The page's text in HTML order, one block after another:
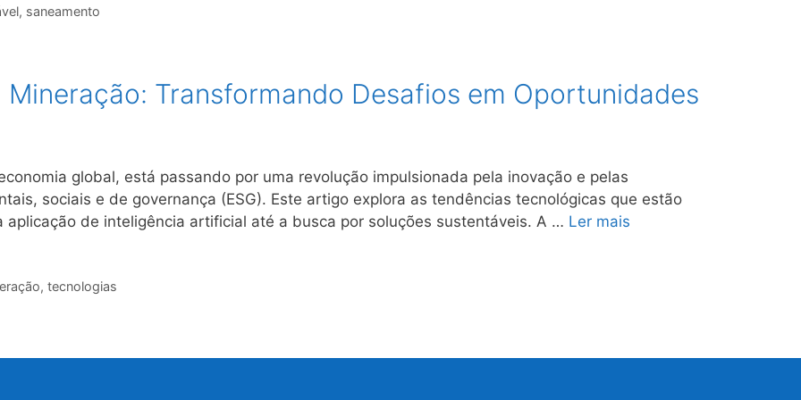
, saneamento
Transformando Desafios em Oportunidades
global, está passando por uma revolução impulsionada pela inovação e pelas
sociais e de governança (ESG). Este artigo explora as tendências tecnológicas que estão
de inteligência artificial até a busca por soluções sustentáveis. A … Ler mais
, tecnologias